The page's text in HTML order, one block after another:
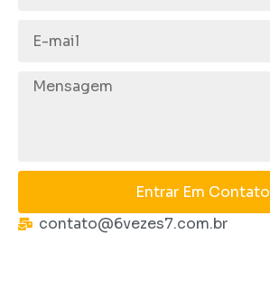
Entrar Em Contato
contato@6vezes7.com.br